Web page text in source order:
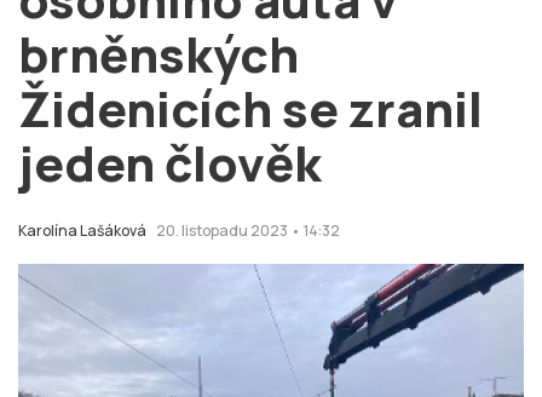
login PŘIHLÁSIT SE
Zapomněli jste heslo?
brněnských
Židenicích se zranil
jeden člověk
Karolína Lašáková 20. listopadu 2023 • 14:32